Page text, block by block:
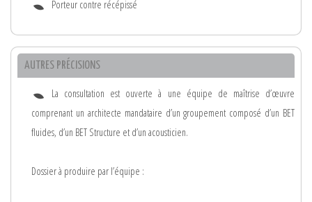
Porteur contre récépissé
AUTRES PRÉCISIONS
La consultation est ouverte à une équipe de maîtrise d’œuvre
comprenant un architecte mandataire d’un groupement composé d’un BET
fluides, d’un BET Structure et d’un acousticien.
Dossier à produire par l’équipe :